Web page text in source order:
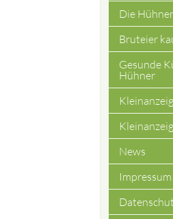
Die
Bruteier
Gesunde
Hühner
News
Impressum